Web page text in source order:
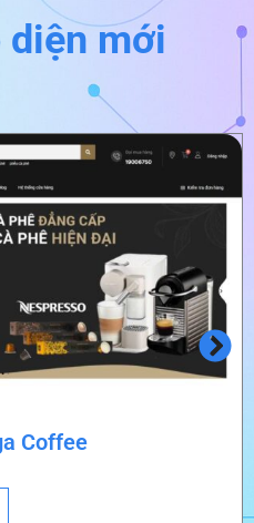
diện mới
Coffee